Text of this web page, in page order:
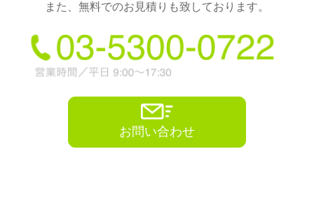
また、無料でのお見積りも致しております。
お問い合わせ